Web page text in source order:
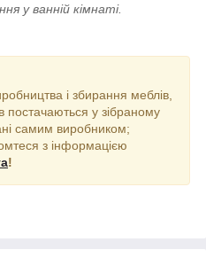
у ванній кімнаті.
і збирання меблів,
постачаються у зібраному
самим виробником;
з інформацією
!